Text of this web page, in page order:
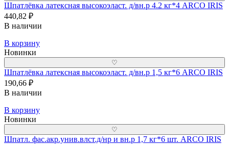
Шпатлёвка латексная высокоэласт. д/вн.р 4.2 кг*4 ARCO IRIS
440,82 ₽
В наличии
В корзину
Новинки
♡
Шпатлёвка латексная высокоэласт. д/вн.р 1,5 кг*6 ARCO IRIS
190,66 ₽
В наличии
В корзину
Новинки
♡
Шпатл. фас.акр.унив.влст.д/нр и вн.р 1,7 кг*6 шт. ARCO IRIS